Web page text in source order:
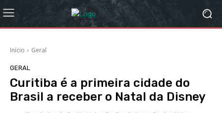
Início Geral
GERAL
Curitiba é a primeira cidade do
Brasil a receber o Natal da Disney